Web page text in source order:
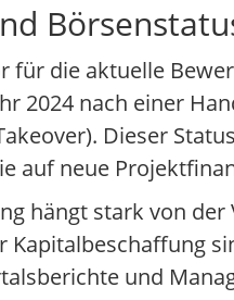
für die aktuelle
2024 nach einer
Dieser
auf neue
hängt stark von
Kapitalbeschaffung
und